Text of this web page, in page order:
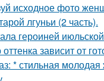
исходное фото
лгуньи (2 часть).
героиней
зависит от
* стильная